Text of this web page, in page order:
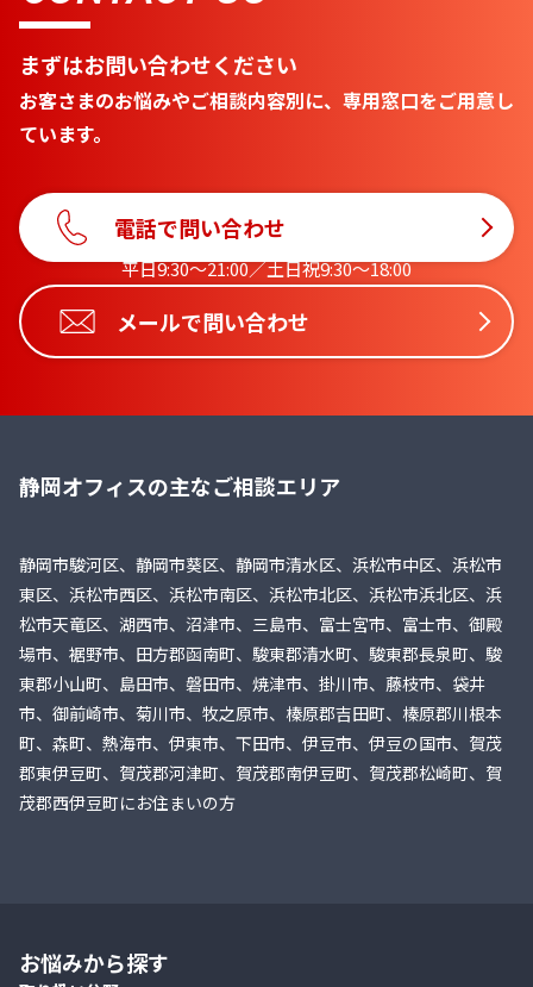
まずはお問い合わせください
お客さまのお悩みやご相談内容別に、専用窓口をご用意し
ています。
電話で問い合わせ
平日9:30〜21:00／土日祝9:30〜18:00
メールで問い合わせ
静岡オフィスの主なご相談エリア
静岡市駿河区、静岡市葵区、静岡市清水区、浜松市中区、浜松市
東区、浜松市西区、浜松市南区、浜松市北区、浜松市浜北区、浜
松市天竜区、湖西市、沼津市、三島市、富士宮市、富士市、御殿
場市、裾野市、田方郡函南町、駿東郡清水町、駿東郡長泉町、駿
東郡小山町、島田市、磐田市、焼津市、掛川市、藤枝市、袋井
市、御前崎市、菊川市、牧之原市、榛原郡吉田町、榛原郡川根本
町、森町、熱海市、伊東市、下田市、伊豆市、伊豆の国市、賀茂
郡東伊豆町、賀茂郡河津町、賀茂郡南伊豆町、賀茂郡松崎町、賀
茂郡西伊豆町にお住まいの方
お悩みから探す